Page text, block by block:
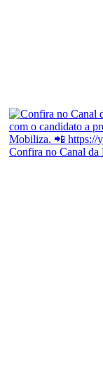
Confira no Canal da